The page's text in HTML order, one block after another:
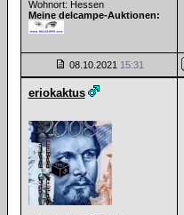
Wohnort: Hessen
Meine delcampe-Auktionen:
08.10.2021 15:31
eriokaktus